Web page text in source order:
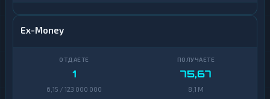
Ex-Money
1
6,15 / 123 000 000
75,67
8,1 M